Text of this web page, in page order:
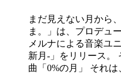
まだ見えない月から
ま。」は、プロデュ
メルナによる音楽ユ
新月-」をリリース。
曲「0%の月」 それ